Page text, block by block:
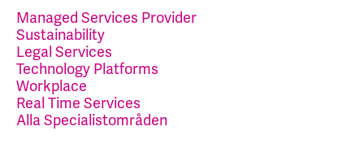
Managed Services Provider
Sustainability
Legal Services
Technology Platforms
Workplace
Real Time Services
Alla Specialistområden